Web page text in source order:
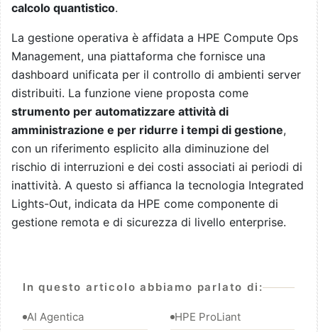
calcolo quantistico.
La gestione operativa è affidata a HPE Compute Ops
Management, una piattaforma che fornisce una
dashboard unificata per il controllo di ambienti server
distribuiti. La funzione viene proposta come
strumento per automatizzare attività di
amministrazione e per ridurre i tempi di gestione,
con un riferimento esplicito alla diminuzione del
rischio di interruzioni e dei costi associati ai periodi di
inattività. A questo si affianca la tecnologia Integrated
Lights-Out, indicata da HPE come componente di
gestione remota e di sicurezza di livello enterprise.
In questo articolo abbiamo parlato di:
AI Agentica HPE ProLiant